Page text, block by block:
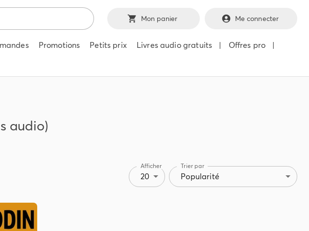
Mon panier Me connecter
Promotions Petits prix Livres audio gratuits | Offres pro
|
audio)
Afficher
20
Trier par
Popularité